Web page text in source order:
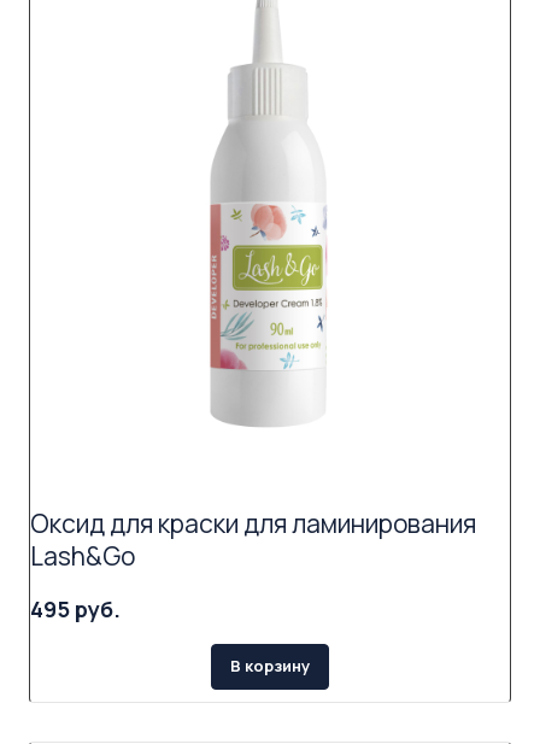
Оксид для краски для ламинирования
Lash&Go
495 руб.
В корзину